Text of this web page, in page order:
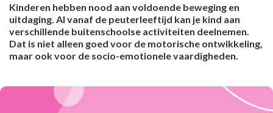
Kinderen hebben nood aan voldoende beweging en
uitdaging. Al vanaf de peuterleeftijd kan je kind aan
verschillende buitenschoolse activiteiten deelnemen.
Dat is niet alleen goed voor de motorische ontwikkeling,
maar ook voor de socio-emotionele vaardigheden.